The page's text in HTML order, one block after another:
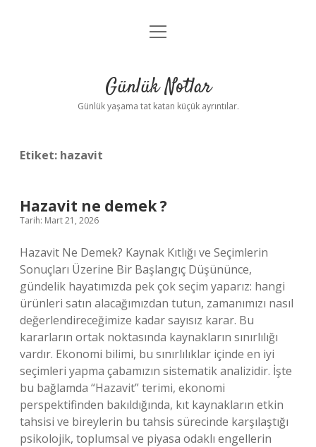
Anasayfa
Yasal Uyarı
menüyü
Günlük Notlar
Günlük yaşama tat katan küçük ayrıntılar.
Etiket: hazavit
Hazavit ne demek ?
Tarih: Mart 21, 2026
Hazavit Ne Demek? Kaynak Kıtlığı ve Seçimlerin
Sonuçları Üzerine Bir Başlangıç Düşününce,
gündelik hayatımızda pek çok seçim yaparız: hangi
ürünleri satın alacağımızdan tutun, zamanımızı nasıl
değerlendireceğimize kadar sayısız karar. Bu
kararların ortak noktasında kaynakların sınırlılığı
vardır. Ekonomi bilimi, bu sınırlılıklar içinde en iyi
seçimleri yapma çabamızın sistematik analizidir. İşte
bu bağlamda “Hazavit” terimi, ekonomi
perspektifinden bakıldığında, kıt kaynakların etkin
tahsisi ve bireylerin bu tahsis sürecinde karşılaştığı
psikolojik, toplumsal ve piyasa odaklı engellerin